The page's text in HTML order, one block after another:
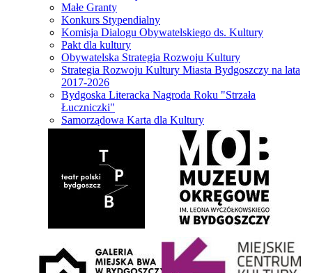
Małe Granty
Konkurs Stypendialny
Komisja Dialogu Obywatelskiego ds. Kultury
Pakt dla kultury
Obywatelska Strategia Rozwoju Kultury
Strategia Rozwoju Kultury Miasta Bydgoszczy na lata
2017-2026
Bydgoska Literacka Nagroda Roku "Strzała
Łuczniczki"
Samorządowa Karta dla Kultury